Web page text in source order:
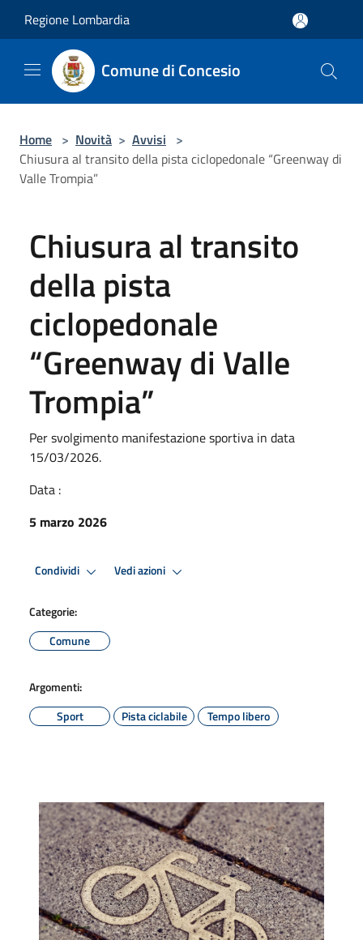
Regione Lombardia
Comune di Concesio
Home > Novità > Avvisi >
Chiusura al transito della pista ciclopedonale “Greenway di
Valle Trompia”
Chiusura al transito
della pista
ciclopedonale
“Greenway di Valle
Trompia”
Per svolgimento manifestazione sportiva in data
15/03/2026.
Data :
5 marzo 2026
Condividi Vedi azioni
Categorie:
Comune
Argomenti:
Sport
Pista ciclabile Tempo libero